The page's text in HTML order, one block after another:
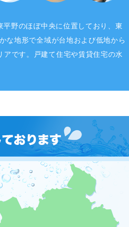
野のほぼ中央に位置しており、東
な地形で全域が台地および低地から
です。戸建て住宅や賃貸住宅の水